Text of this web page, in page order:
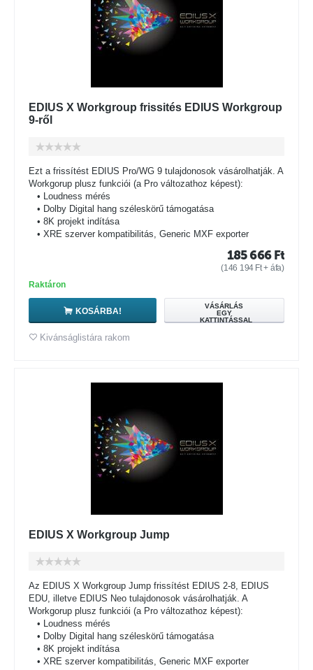
EDIUS X Workgroup frissités EDIUS Workgroup
9-ről
Ezt a frissítést EDIUS Pro/WG 9 tulajdonosok vásárolhatják. A
Workgorup plusz funkciói (a Pro változathoz képest):
• Loudness mérés
• Dolby Digital hang széleskörű támogatása
• 8K projekt indítása
• XRE szerver kompatibilitás, Generic MXF exporter
185 666 Ft
(146 194 Ft+ áfa)
Raktáron
KOSÁRBA!
VÁSÁRLÁS
EGY
KATTINTÁSSAL
Kivánságlistára rakom
EDIUS X Workgroup Jump
Az EDIUS X Workgroup Jump frissítést EDIUS 2-8, EDIUS
EDU, illetve EDIUS Neo tulajdonosok vásárolhatják. A
Workgorup plusz funkciói (a Pro változathoz képest):
• Loudness mérés
• Dolby Digital hang széleskörű támogatása
• 8K projekt indítása
• XRE szerver kompatibilitás, Generic MXF exporter